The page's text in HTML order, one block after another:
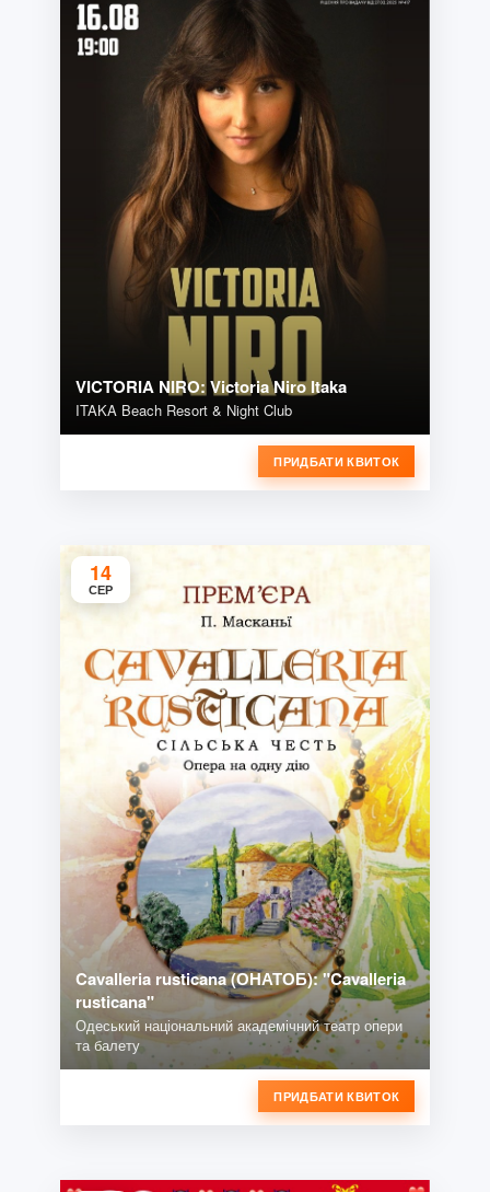
VICTORIA NIRO: Victoria Niro Itaka
ITAKA Beach Resort & Night Club
ПРИДБАТИ КВИТОК
14
СЕР
Cavalleria rusticana (ОНАТОБ): "Cavalleria
rusticana"
Одеський національний академічний театр опери
та балету
ПРИДБАТИ КВИТОК